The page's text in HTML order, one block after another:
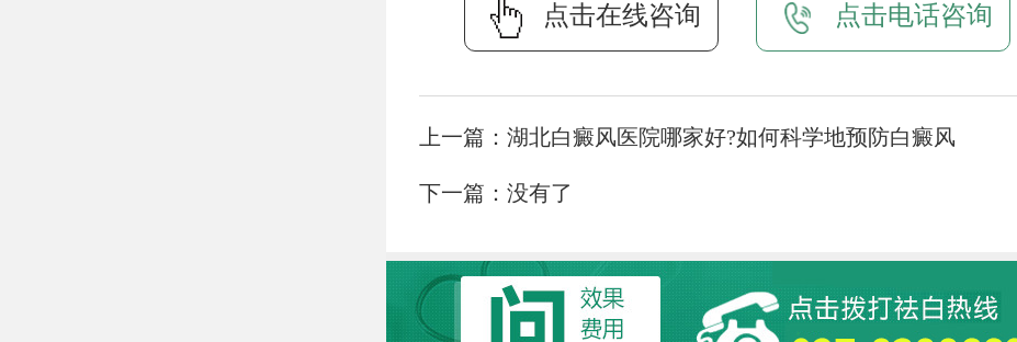
点击在线咨询 点击电话咨询
上一篇： 湖北白癜风医院哪家好?如何科学地预防白癜风
下一篇：没有了